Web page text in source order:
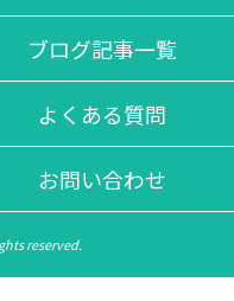
ブログ記事一覧
よくある質問
お問い合わせ
reserved.